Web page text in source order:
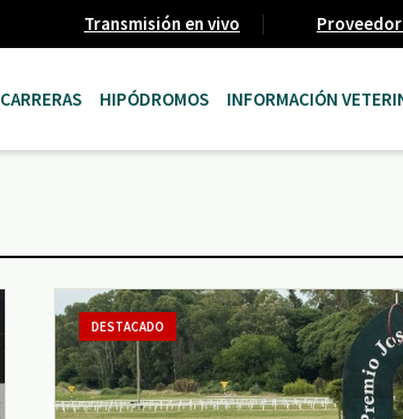
Transmisión en vivo
CARRERAS HIPÓDROMOS INFORMACIÓN
DESTACADO